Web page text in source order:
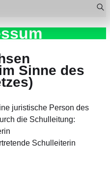
Sinne des
juristische Person des
die Schulleitung:
Schulleiterin